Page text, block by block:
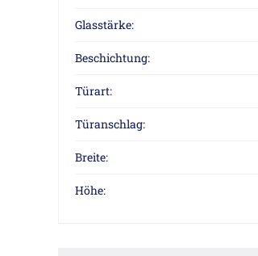
Glasstärke:
Beschichtung:
Türart:
Türanschlag:
Breite:
Höhe: